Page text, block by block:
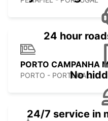
PORTO CAMPANHA
PORTO - PORTUGAL
24 hour
No
24/7 service in